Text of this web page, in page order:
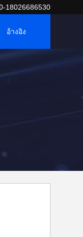
18026686530
อ้างอิง